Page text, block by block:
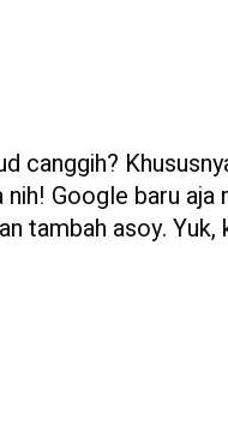
canggih?
Google baru
tambah asoy.